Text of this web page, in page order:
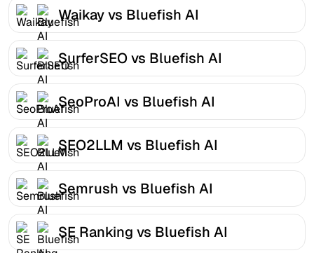
Waikay vs Bluefish AI
SurferSEO vs Bluefish AI
SeoProAI vs Bluefish AI
SEO2LLM vs Bluefish AI
Semrush vs Bluefish AI
SE Ranking vs Bluefish AI